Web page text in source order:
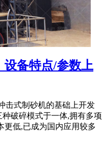
设备特点/参数上
击式制砂机的基础上开发
破碎模式于一体,拥有多项
更低,已成为国内应用较多